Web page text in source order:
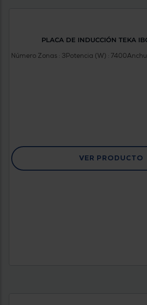
PLACA DE INDUCCIÓN TEKA
Número Zonas : 3Potencia (W) : 7400
VER PRODUCTO